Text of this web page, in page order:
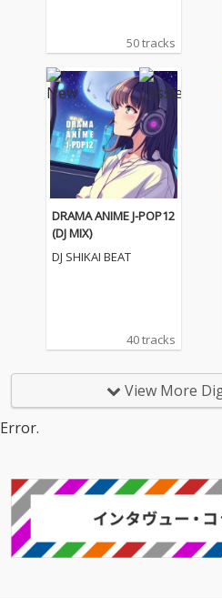
50 tracks
DRAMA ANIME J-POP12
(DJ MIX)
DJ SHIKAI BEAT
40 tracks
View More
Error.